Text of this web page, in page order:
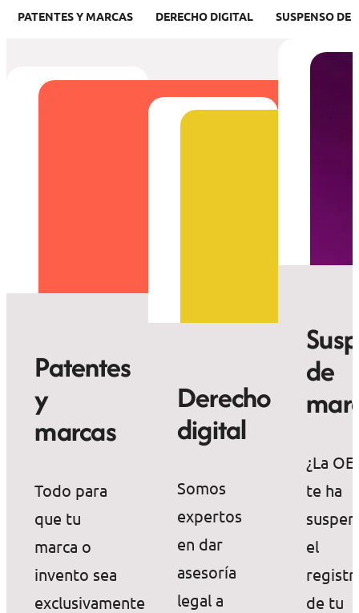
PATENTES Y MARCAS DERECHO DIGITAL SUSPENSO DE
Patentes
y
marcas
Todo para
que tu
marca o
invento sea
exclusivamente
Derecho
digital
Somos
expertos
en dar
asesoría
legal a
de
¿La
te ha
el
de tu